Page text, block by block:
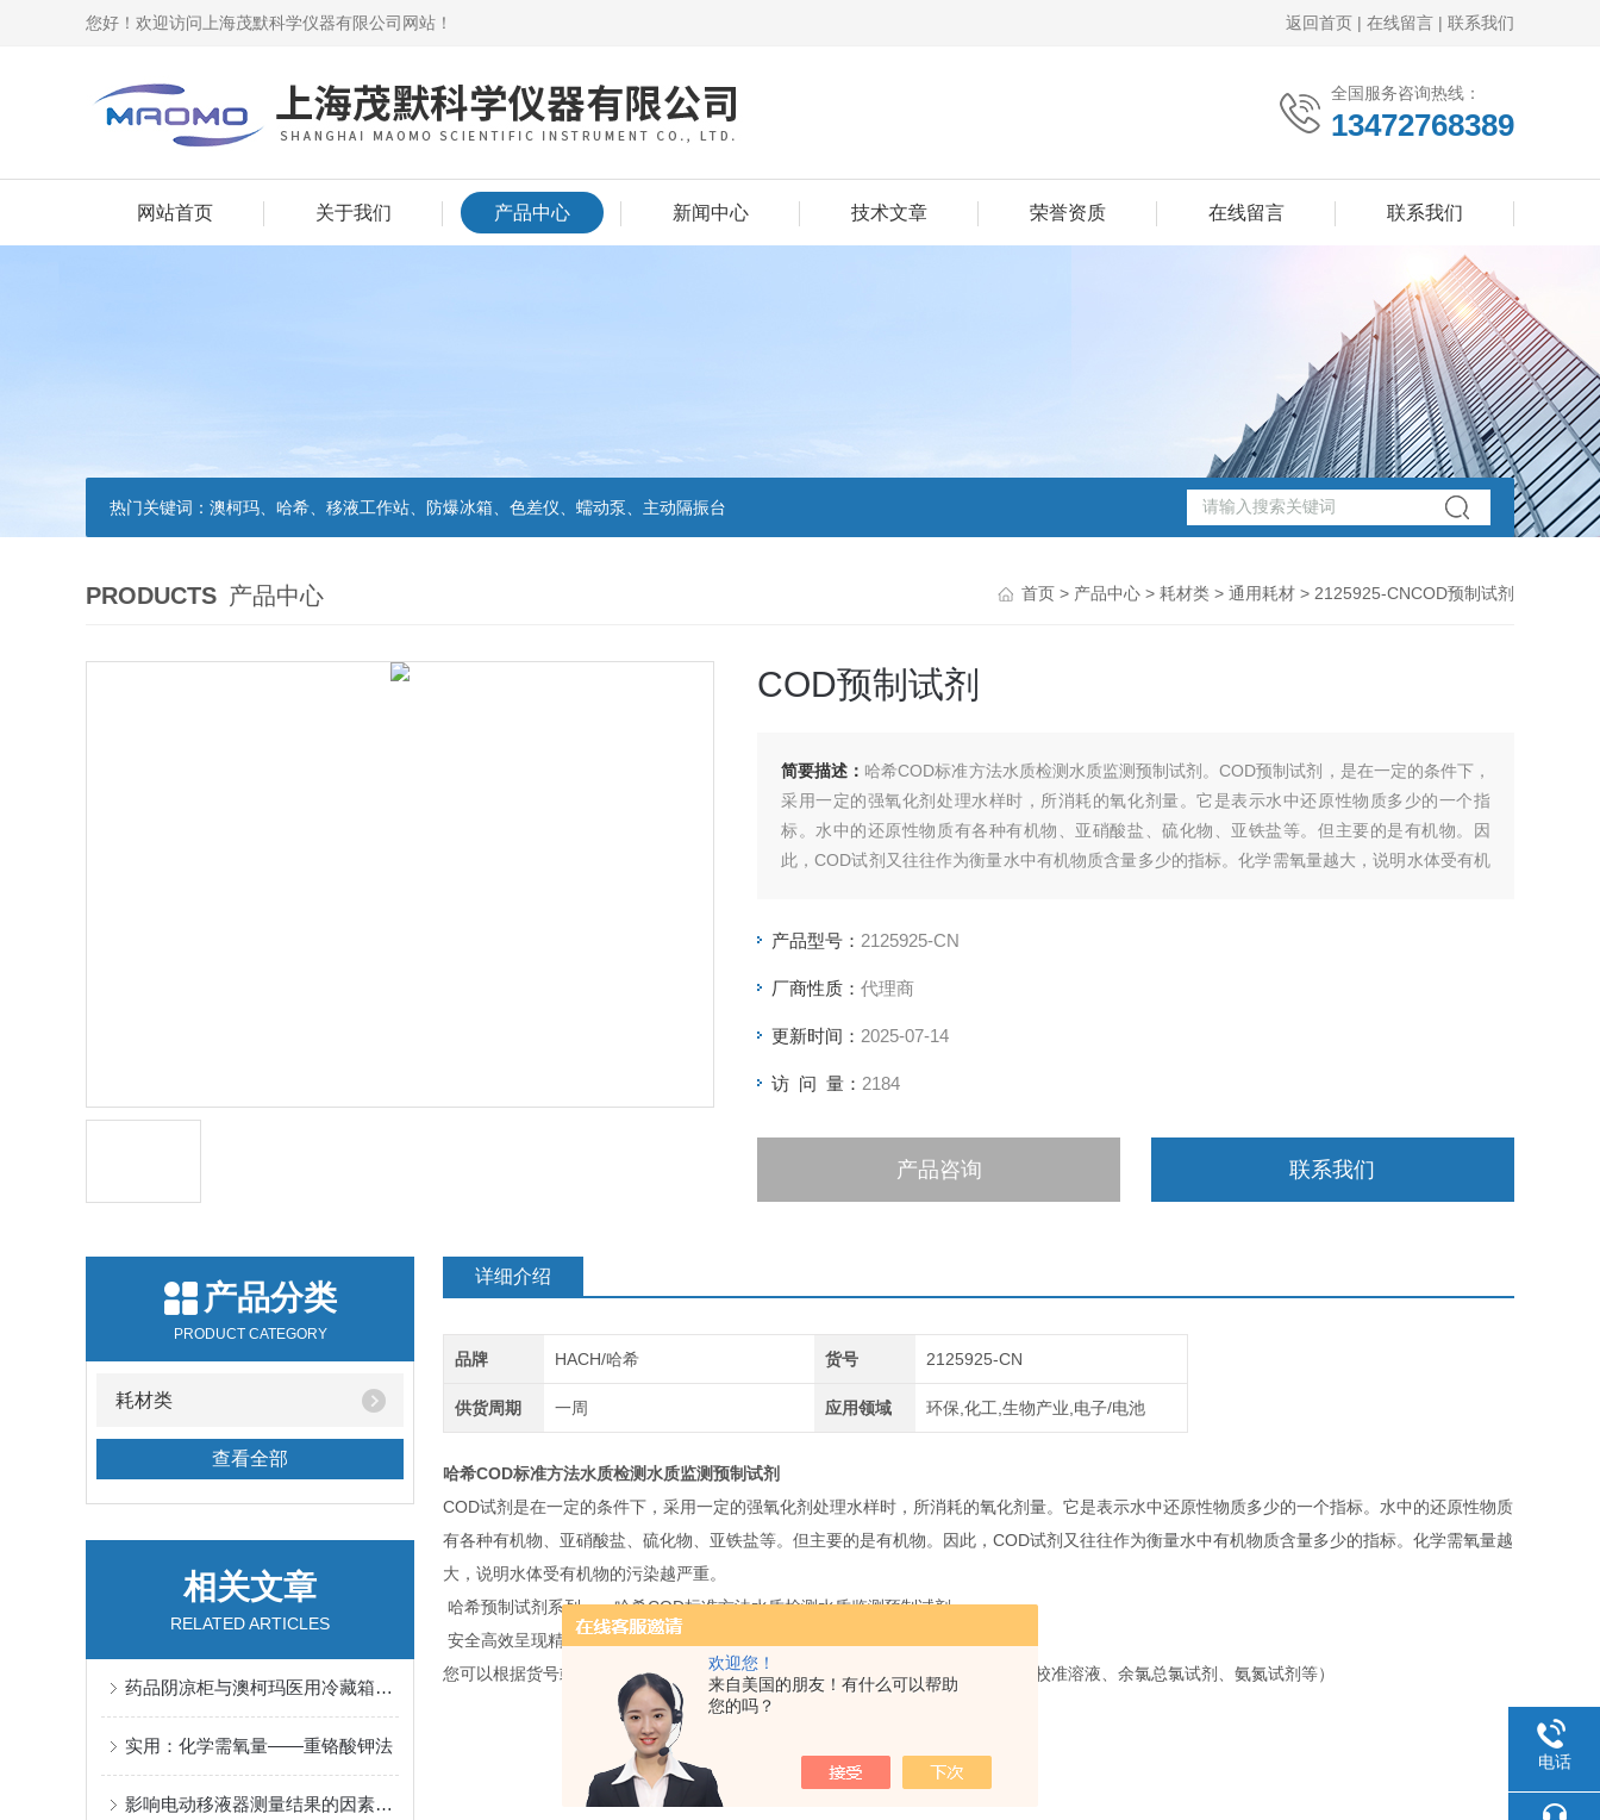
欢迎您！
来自美国的朋友！有什么可以帮助
您的吗？
您好！欢迎访问上海茂默科学仪器有限公司网站！ 返回首页 | 在线留言 | 联系我们
全国服务咨询热线：
13472768389
网站首页 关于我们 产品中心 新闻中心 技术文章 荣誉资质 在线留言 联系我们
热门关键词： 澳柯玛、哈希、移液工作站、防爆冰箱、色差仪、蠕动泵、主动隔振台
PRODUCTS 产品中心 首页 > 产品中心 > 耗材类 > 通用耗材 > 2125925-CNCOD预制试剂
COD预制试剂
简要描述： 哈希COD标准方法水质检测水质监测预制试剂。COD预制试剂，是在一定的条件下，
采用一定的强氧化剂处理水样时，所消耗的氧化剂量。它是表示水中还原性物质多少的一个指
标。水中的还原性物质有各种有机物、亚硝酸盐、硫化物、亚铁盐等。但主要的是有机物。因
此，COD试剂又往往作为衡量水中有机物质含量多少的指标。化学需氧量越大，说明水体受有机
产品型号： 2125925-CN
厂商性质： 代理商
更新时间： 2025-07-14
访 问 量： 2184
产品咨询 联系我们
产品分类
PRODUCT CATEGORY
耗材类
查看全部
相关文章
RELATED ARTICLES
药品阴凉柜与澳柯玛医用冷藏箱的标准差异
实用：化学需氧量——重铬酸钾法
影响电动移液器测量结果的因素有哪些？
详细介绍
品牌 HACH/哈希 货号 2125925-CN
供货周期 一周 应用领域 环保,化工,生物产业,电子/电池
哈希COD标准方法水质检测水质监测预制试剂
COD试剂是在一定的条件下，采用一定的强氧化剂处理水样时，所消耗的氧化剂量。它是表示水中还原性物质多少的一个指标。水中的还原性物质
有各种有机物、亚硝酸盐、硫化物、亚铁盐等。但主要的是有机物。因此，COD试剂又往往作为衡量水中有机物质含量多少的指标。化学需氧量越
大，说明水体受有机物的污染越严重。
哈希预制试剂系列——哈希COD标准方法水质检测水质监测预制试剂
安全高效呈现精准测量结果，助力您打造专属绿色实验室
您可以根据货号或参数给我们，查询相关哈希试剂和标准溶液（如COD试剂、pH校准溶液、余氯总氯试剂、氨氮试剂等）
电话